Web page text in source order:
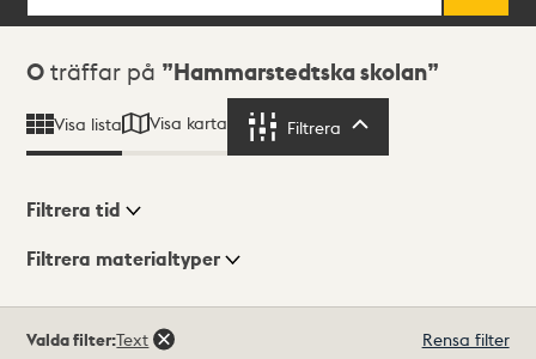
Sökresultat
0 träffar på Hammarstedtska skolan
Visa lista Visa karta Filtrera
Visningsläge
Filtrera tid
Filtrera materialtyper
träffar
Valda filter:Text Rensa filter